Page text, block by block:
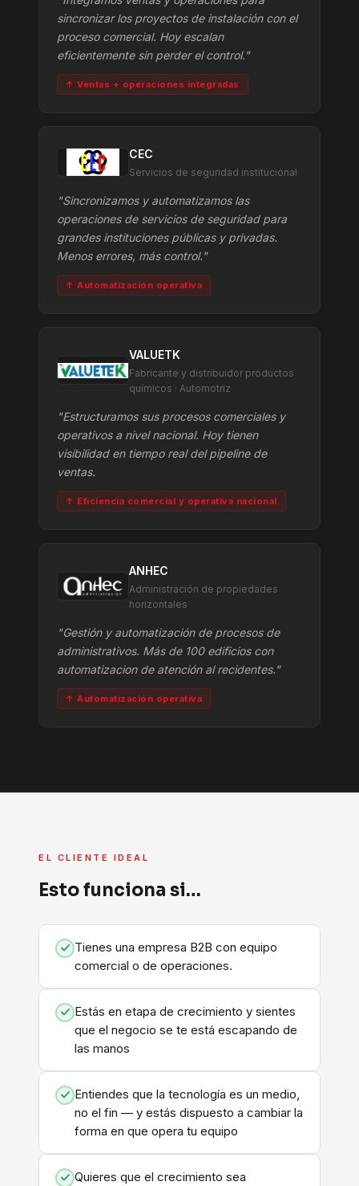
sincronizar los proyectos de instalación con el
proceso comercial. Hoy escalan
eficientemente sin perder el control."
↑ Ventas + operaciones integradas
CEC
Servicios de seguridad institucional
"Sincronizamos y automatizamos las
operaciones de servicios de seguridad para
grandes instituciones públicas y privadas.
Menos errores, más control."
↑ Automatización operativa
VALUETK
Fabricante y distribuidor productos
químicos · Automotriz
"Estructuramos sus procesos comerciales y
operativos a nivel nacional. Hoy tienen
visibilidad en tiempo real del pipeline de
ventas.
↑ Eficiencia comercial y operativa nacional
ANHEC
Administración de propiedades
horizontales
"Gestión y automatización de procesos de
administrativos. Más de 100 edificios con
automatizacion de atención al recidentes."
↑ Automatización operativa
EL CLIENTE IDEAL
Esto funciona si…
Tienes una empresa B2B con equipo
comercial o de operaciones.
Estás en etapa de crecimiento y sientes
que el negocio se te está escapando de
las manos
Entiendes que la tecnología es un medio,
no el fin — y estás dispuesto a cambiar la
forma en que opera tu equipo
Quieres que el crecimiento sea